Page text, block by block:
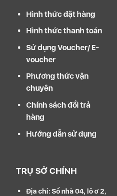
Hình thức đặt hàng
Hình thức thanh toán
Sử dụng Voucher/ E-
voucher
Phương thức vận
chuyên
Chính sách đổi trả
hàng
Hướng dẫn sử dụng
TRỤ SỞ CHÍNH
Địa chỉ: Số nhà 04, lô ơ 2,